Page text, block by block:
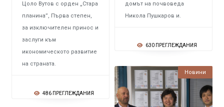
домът на почвоведа
Никола Пушкаров и.
630 ПРЕГЛЕЖДАНИЯ
Цоло Вутов с орден „Стара
планина”, Първа степен,
за изключителен принос и
заслуги към
икономическото развитие
на страната.
486 ПРЕГЛЕЖДАНИЯ
Новини